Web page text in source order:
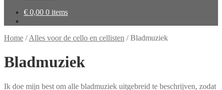
€ 0,00 0 items
Home /Alles voor de cello en cellisten /Bladmuziek
Bladmuziek
Ik doe mijn best om alle bladmuziek uitgebreid te beschrijven, zodat